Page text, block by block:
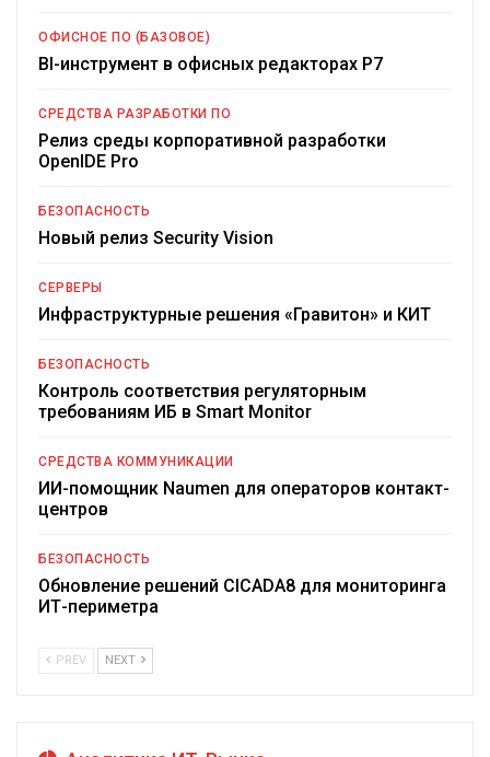
ОФИСНОЕ ПО (БАЗОВОЕ)
BI-инструмент в офисных редакторах Р7
СРЕДСТВА РАЗРАБОТКИ ПО
Релиз среды корпоративной разработки
OpenIDE Pro
БЕЗОПАСНОСТЬ
Новый релиз Security Vision
СЕРВЕРЫ
Инфраструктурные решения «Гравитон» и КИТ
БЕЗОПАСНОСТЬ
Контроль соответствия регуляторным
требованиям ИБ в Smart Monitor
СРЕДСТВА КОММУНИКАЦИИ
ИИ-помощник Naumen для операторов контакт-
центров
БЕЗОПАСНОСТЬ
Обновление решений CICADA8 для мониторинга
ИТ-периметра
PREV NEXT